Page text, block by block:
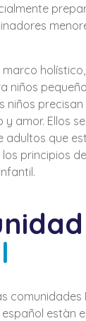
niños
niños
y amor. Ellos
adultos que
principios
comunidades
español estàn